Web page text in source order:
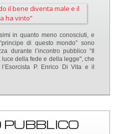
in quanto meno conosciuti, e
di questo mondo” sono
durante l’incontro pubblico “Il
della fede e della legge", che
P. Enrico Di Vita e il
PUBBLICO